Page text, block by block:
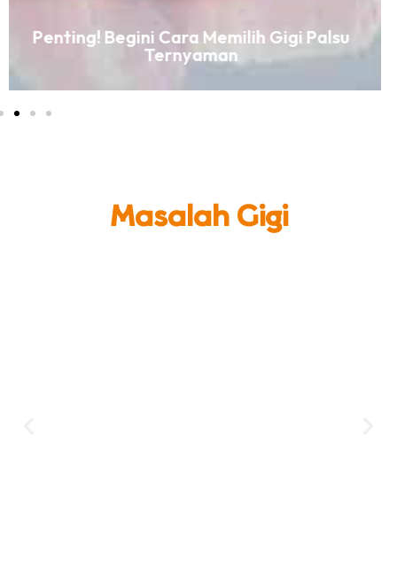
Mengenal Lebih Jauh Gigi Tiruan
Valplast
Masalah Gigi